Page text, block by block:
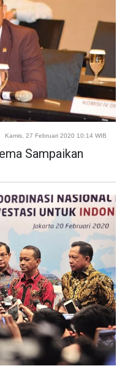
Kamis, 27 Februari 2020 10:14 WIB
Sampaikan